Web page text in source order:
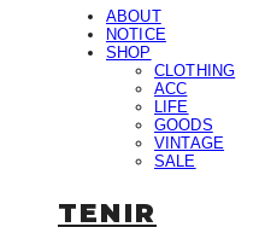
ABOUT
NOTICE
SHOP
CLOTHING
ACC
LIFE
GOODS
VINTAGE
SALE
TENIR